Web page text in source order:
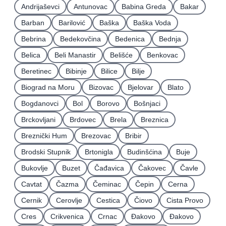
Andrijaševci Antunovac Babina Greda
Bakar
Barban
Barilović Baška
Baška Voda
Bebrina
Bedekovčina Bedenica
Bednja
Belica
Beli Manastir Belišće
Benkovac
Beretinec
Bibinje Bilice
Bilje
Biograd na Moru
Bizovac Bjelovar
Blato
Bogdanovci
Bol Borovo
Bošnjaci
Brckovljani
Brdovec Brela
Breznica
Breznički Hum
Brezovac
Bribir
Brodski Stupnik
Brtonigla Budinšćina
Buje
Bukovlje
Buzet Čađavica Čakovec
Čavle
Cavtat
Čazma Čeminac Čepin
Cerna
Cernik
Cerovlje Cestica Čiovo
Cista Provo
Cres
Crikvenica Crnac Đakovo Ðakovo